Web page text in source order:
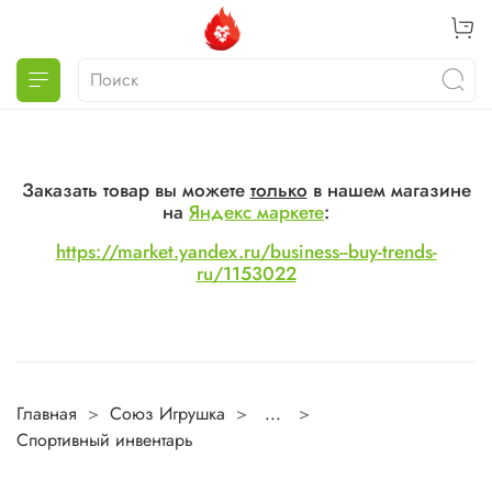
Заказать товар вы можете только в нашем магазине
на Яндекс маркете:
https://market.yandex.ru/business--buy-trends-
ru/1153022
Главная Союз Игрушка
...
Спортивный инвентарь